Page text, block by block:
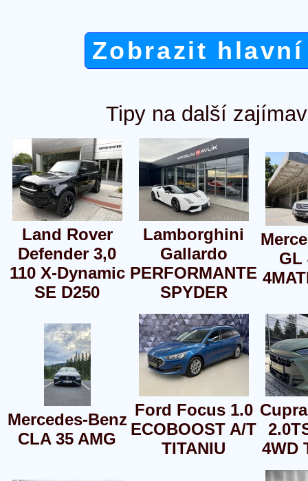
Zobrazit
Tipy na další
Land Rover
Defender 3,0
110 X-Dynamic
SE D250
Lamborghini
Gallardo
PERFORMANTE
SPYDER
GL
Mercedes-Benz
CLA 35 AMG
Ford Focus 1.0
ECOBOOST A/T
TITANIU
4WD